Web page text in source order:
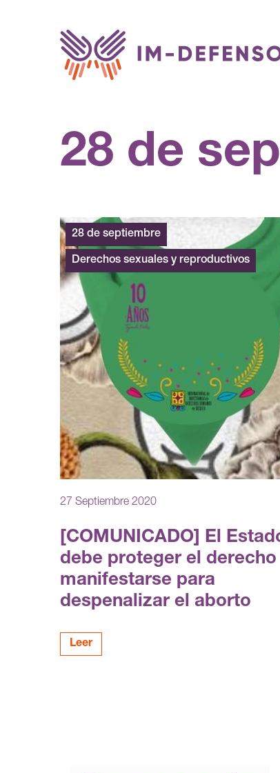
28 de
27 Septiembre 2020
[COMUNICADO] El
debe proteger el derecho
manifestarse para
despenalizar el aborto
Leer
28 de septiembre
Derechos sexuales y reproductivos